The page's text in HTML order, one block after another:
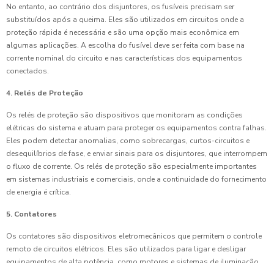
No entanto, ao contrário dos disjuntores, os fusíveis precisam ser
substituídos após a queima. Eles são utilizados em circuitos onde a
proteção rápida é necessária e são uma opção mais econômica em
algumas aplicações. A escolha do fusível deve ser feita com base na
corrente nominal do circuito e nas características dos equipamentos
conectados.
4. Relés de Proteção
Os relés de proteção são dispositivos que monitoram as condições
elétricas do sistema e atuam para proteger os equipamentos contra falhas.
Eles podem detectar anomalias, como sobrecargas, curtos-circuitos e
desequilíbrios de fase, e enviar sinais para os disjuntores, que interrompem
o fluxo de corrente. Os relés de proteção são especialmente importantes
em sistemas industriais e comerciais, onde a continuidade do fornecimento
de energia é crítica.
5. Contatores
Os contatores são dispositivos eletromecânicos que permitem o controle
remoto de circuitos elétricos. Eles são utilizados para ligar e desligar